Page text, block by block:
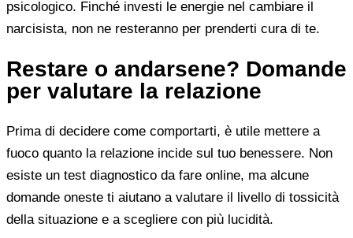
psicologico. Finché investi le energie nel cambiare il
narcisista, non ne resteranno per prenderti cura di te.
Restare o andarsene? Domande
per valutare la relazione
Prima di decidere come comportarti, è utile mettere a
fuoco quanto la relazione incide sul tuo benessere. Non
esiste un test diagnostico da fare online, ma alcune
domande oneste ti aiutano a valutare il livello di tossicità
della situazione e a scegliere con più lucidità.